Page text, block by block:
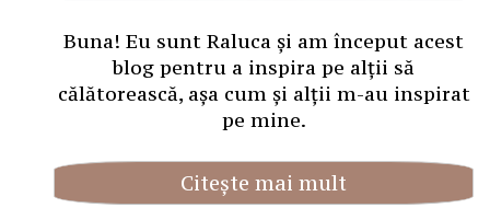
Buna! Eu sunt Raluca și am început acest
blog pentru a inspira pe alții să
călătorească, așa cum și alții m-au inspirat
pe mine.
Citește mai mult